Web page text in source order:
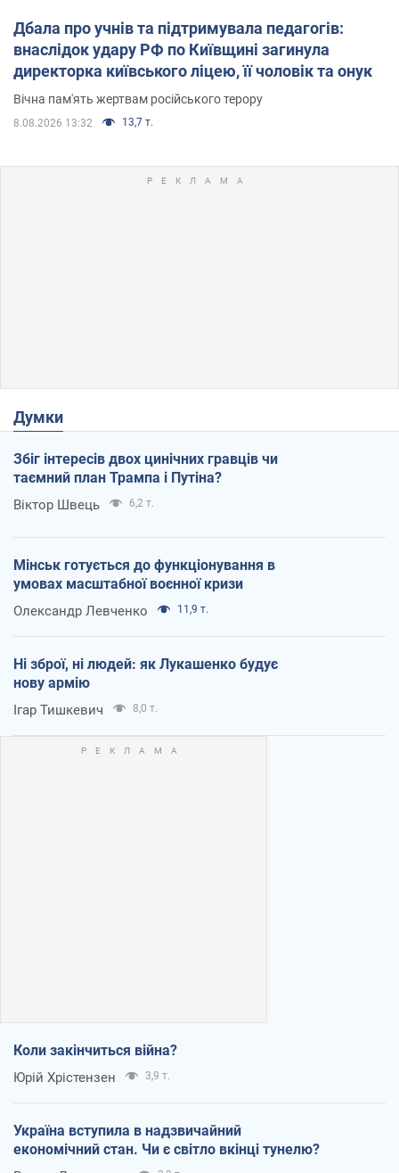
Дбала про учнів та підтримувала педагогів:
внаслідок удару РФ по Київщині загинула
директорка київського ліцею, її чоловік та онук
Вічна пам'ять жертвам російського терору
8.08.2026 13:32 13,7 т.
Думки
Збіг інтересів двох цинічних гравців чи
таємний план Трампа і Путіна?
Віктор Швець 6,2 т.
Мінськ готується до функціонування в
умовах масштабної воєнної кризи
Олександр Левченко 11,9 т.
Ні зброї, ні людей: як Лукашенко будує
нову армію
Ігар Тишкевич 8,0 т.
Коли закінчиться війна?
Юрій Хрістензен 3,9 т.
Україна вступила в надзвичайний
економічний стан. Чи є світло вкінці тунелю?